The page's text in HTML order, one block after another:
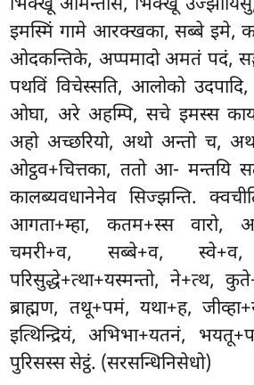
भिक्खू आमन्तेसि, भिक्खू
इमस्मिं गामे आरक्खका, सब्बे इमे,
ओदकन्तिके, अप्पमादो अमतं पदं,
पथविं विचेस्सति, आलोको उदपादि,
ओघा, अरे अहम्पि, सचे इमस्स
अहो अच्छरियो, अथो अन्तो च,
ओट्ठव+चित्तका, ततो आ- मन्तयि
कालब्यवधानेनेव सिज्झन्ति.
आगता+म्हा, कतम+स्स वारो,
चमरी+व, सब्बे+व,
परिसुद्धे+त्था+यस्मन्तो, ने+त्थ,
ब्राह्मण, तथू+पमं, यथा+ह,
इत्थिन्द्रियं, अभिभा+यतनं,
पुरिसस्स सेट्ठं. (सरसन्धिनिसेधो)